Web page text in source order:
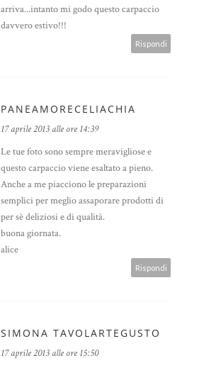
arriva...intanto mi godo questo carpaccio
davvero estivo!!!
Rispondi
PANEAMORECELIACHIA
17 aprile 2013 alle ore 14:39
Le tue foto sono sempre meravigliose e
questo carpaccio viene esaltato a pieno.
Anche a me piacciono le preparazioni
semplici per meglio assaporare prodotti di
per sè deliziosi e di qualità.
buona giornata.
alice
Rispondi
SIMONA TAVOLARTEGUSTO
17 aprile 2013 alle ore 15:50